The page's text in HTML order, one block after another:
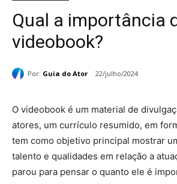
Qual a importância
videobook?
Por: Guia do Ator 22/julho/2024
O videobook é um material de
atores, um currículo resumido, em
tem como objetivo principal mostrar
talento e qualidades em relação a
parou para pensar o quanto ele é